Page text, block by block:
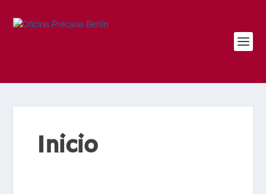
Inicio